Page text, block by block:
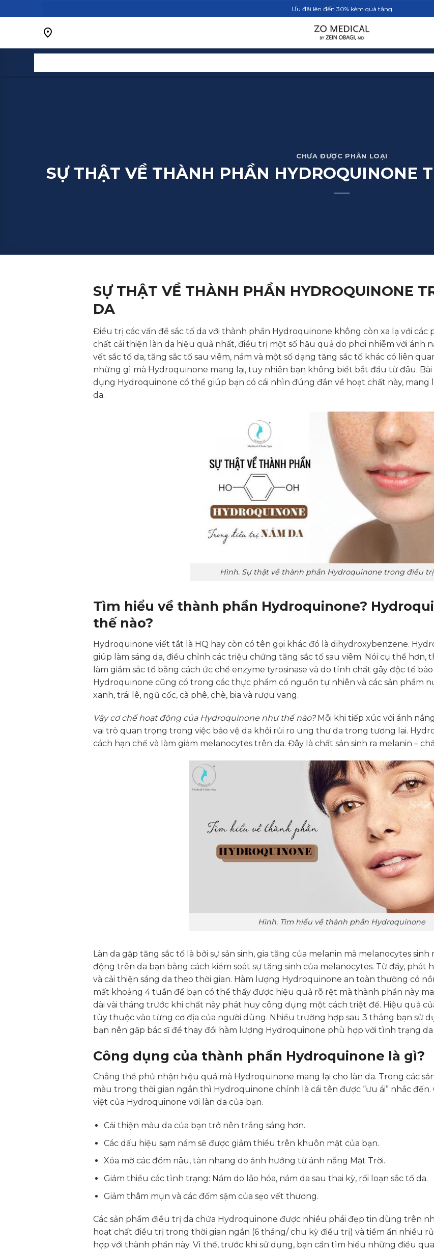
qua
Ưu đãi lên đến 30% kèm quà tặng
CHƯA ĐƯỢC PHÂN LOẠI
SỰ THẬT VỀ THÀNH PHẦN HYDROQUINONE
SỰ THẬT VỀ THÀNH PHẦN HYDROQUINONE
DA
Điều trị các vấn đề sắc tố da với thành phần Hydroquinone không còn xa lạ với các
chất cải thiện làn da hiệu quả nhất, điều trị một số hậu quả do phơi nhiễm với ánh
vết sắc tố da, tăng sắc tố sau viêm, nám và một số dạng tăng sắc tố khác có liên
những gì mà Hydroquinone mang lại, tuy nhiên bạn không biết bắt đầu từ đâu.
dụng Hydroquinone có thể giúp bạn có cái nhìn đúng đắn về hoạt chất này,
da.
Hình. Sự thật về thành phần Hydroquinone trong điều
Tìm hiểu về thành phần Hydroquinone?
thế nào?
Hydroquinone viết tắt là HQ hay còn có tên gọi khác đó là dihydroxybenzene.
giúp làm sáng da, điều chỉnh các triệu chứng tăng sắc tố sau viêm. Nói cụ thể
làm giảm sắc tố bằng cách ức chế enzyme tyrosinase và do tính chất gây độc tế
Hydroquinone cũng có trong các thực phẩm có nguồn tự nhiên và các sản phẩm
xanh, trái lê, ngũ cốc, cà phê, chè, bia và rượu vang.
Vậy cơ chế hoạt động của Hydroquinone như thế nào?Mỗi khi tiếp xúc với ánh
vai trò quan trọng trong việc bảo vệ da khỏi rủi ro ung thư da trong tương lai.
cách hạn chế và làm giảm melanocytes trên da. Đây là chất sản sinh ra melanin –
Hình. Tìm hiểu về thành phần Hydroquinone
Làn da gặp tăng sắc tố là bởi sự sản sinh, gia tăng của melanin mà melanocytes
động trên da bạn bằng cách kiểm soát sự tăng sinh của melanocytes. Từ đấy,
và cải thiện sáng da theo thời gian. Hàm lượng Hydroquinone an toàn thường có
mất khoảng 4 tuần để bạn có thể thấy được hiệu quả rõ rệt mà thành phần này
dài vài tháng trước khi chất này phát huy công dụng một cách triệt để. Hiệu quả
tùy thuộc vào từng cơ địa của người dùng. Nhiều trường hợp sau 3 tháng bạn sử
bạn nên gặp bác sĩ để thay đổi hàm lượng Hydroquinone phù hợp với tình trạng da
Công dụng của thành phần Hydroquinone là gì?
Chẳng thể phủ nhận hiệu quả mà Hydroquinone mang lại cho làn da. Trong các
màu trong thời gian ngắn thì Hydroquinone chính là cái tên được “ưu ái” nhắc
việt của Hydroquinone với làn da của bạn.
Cải thiện màu da của bạn trở nên trắng sáng hơn.
Các dấu hiệu sạm nám sẽ được giảm thiểu trên khuôn mặt của bạn.
Xóa mờ các đốm nâu, tàn nhang do ảnh hưởng từ ánh nắng Mặt Trời.
Giảm thiểu các tình trạng: Nám do lão hóa, nám da sau thai kỳ, rối loạn sắc tố da.
Giảm thâm mụn và các đốm sậm của sẹo vết thương.
Các sản phẩm điều trị da chứa Hydroquinone được nhiều phái đẹp tin dùng trên
hoạt chất điều trị trong thời gian ngắn (6 tháng/ chu kỳ điều trị) và tiềm ẩn nhiều
hợp với thành phần này. Vì thế, trước khi sử dụng, bạn cần tìm hiểu những điều